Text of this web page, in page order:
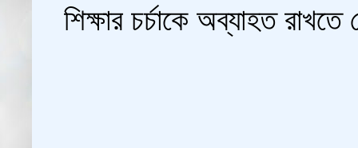
শিক্ষার চর্চাকে অব্যাহত